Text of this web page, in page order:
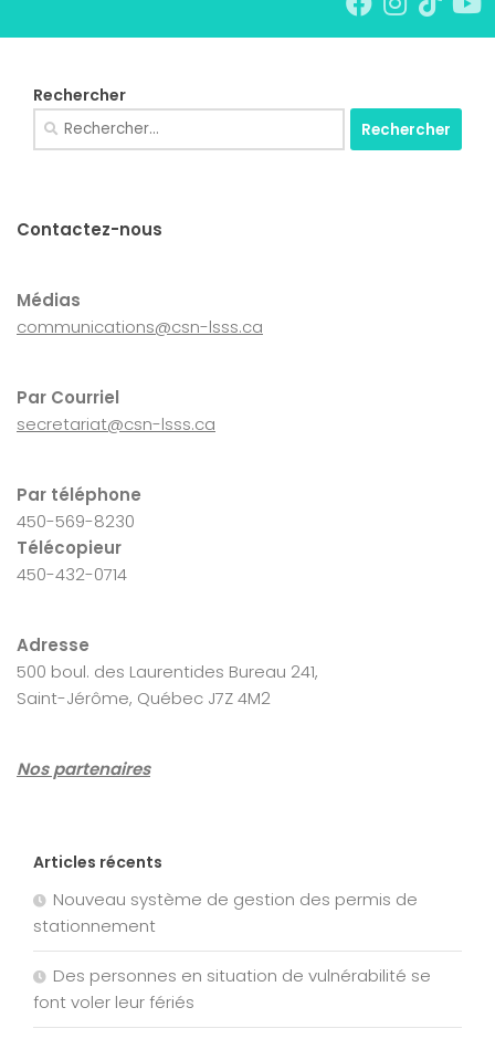
Rechercher
Rechercher :
Contactez-nous
Médias
communications@csn-lsss.ca
Par Courriel
secretariat@csn-lsss.ca
Par téléphone
450-569-8230
Télécopieur
450-432-0714
Adresse
500 boul. des Laurentides Bureau 241,
Saint-Jérôme, Québec J7Z 4M2
Nos partenaires
Articles récents
Nouveau système de gestion des permis de
stationnement
Des personnes en situation de vulnérabilité se
font voler leur fériés